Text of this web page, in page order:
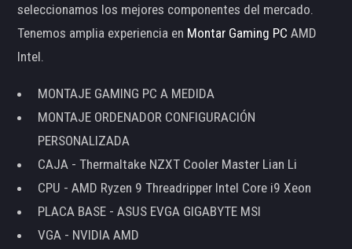
seleccionamos los mejores componentes del mercado.
Tenemos amplia experiencia en Montar Gaming PC AMD
Intel.
MONTAJE GAMING PC A MEDIDA
MONTAJE ORDENADOR CONFIGURACIÓN
PERSONALIZADA
CAJA - Thermaltake NZXT Cooler Master Lian Li
CPU - AMD Ryzen 9 Threadripper Intel Core i9 Xeon
PLACA BASE - ASUS EVGA GIGABYTE MSI
VGA - NVIDIA AMD